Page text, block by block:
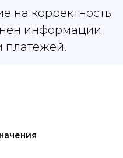
на корректность
информации
платежей.